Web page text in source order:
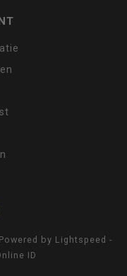
by Lightspeed -
ID